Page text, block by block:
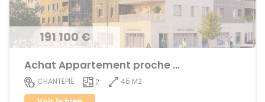
191 100 €
Achat Appartement proche centre ville
CHANTEPIE 2
45 M2